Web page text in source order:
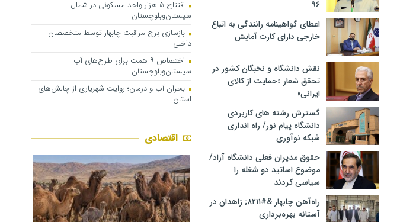
۹۶
اعطای گواهینامه رانندگی به اتباع
خارجی دارای کارت آمایش
نقش دانشگاه و نخبگان کشور در
تحقق شعار «حمایت از کالای
ایرانی»
گسترش رشته های کاربردی
دانشگاه پیام نور/ راه اندازی
شبکه نوآوری
حقوق مدیران فعلی دانشگاه آزاد/
موضوع اساتید دو شغله را
سیاسی کردند
راه‌آهن چابهار &#۸۲۱۱; زاهدان در
آستانه بهره‌برداری
افتتاح ۵ هزار واحد مسکونی در شمال
سیستان‌وبلوچستان
بازسازی برج مراقبت چابهار توسط متخصصان
داخلی
اختصاص ۹ همت برای طرح‌های آب
سیستان‌وبلوچستان
بحران آب و درمان؛ روایت شهریاری از چالش‌های
استان
اقتصادی